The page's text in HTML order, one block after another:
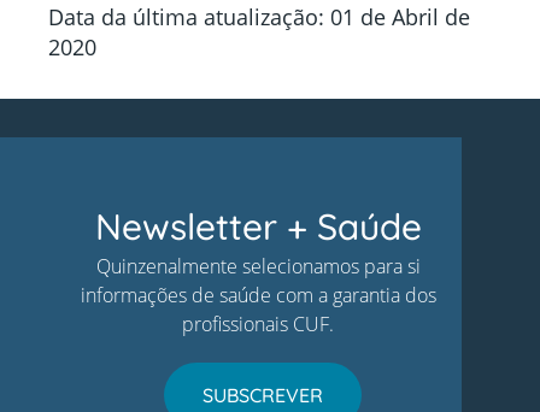
Data da última atualização: 01 de Abril de
2020
Newsletter + Saúde
Quinzenalmente selecionamos para si
informações de saúde com a garantia dos
profissionais CUF.
SUBSCREVER